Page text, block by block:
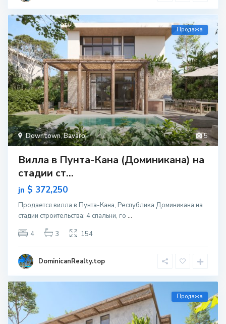
5
Downtown,Bavaro
Продажа
Вилла в Пунта-Кана (Доминикана) на
стадии ст...
jn $ 372,250
Продается вилла в Пунта-Кана, Республика Доминикана на
стадии строительcтва: 4 спальни, го ...
4
3 154
DominicanRealty.top
Продажа